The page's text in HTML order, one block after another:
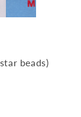
beads)